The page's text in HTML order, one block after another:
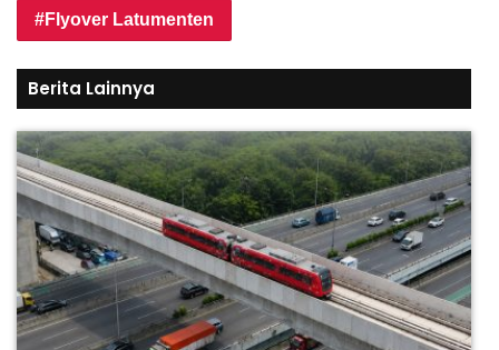
Flyover Latumenten
Berita Lainnya